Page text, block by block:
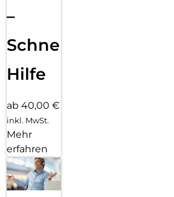
–
Schnelle
Hilfe
ab 40,00 €
inkl. MwSt.
Mehr
erfahren